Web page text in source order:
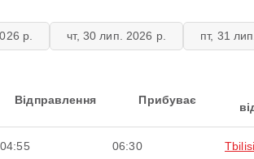
р. чт, 30 лип. 2026 р. пт, 31
Відправлення Прибуває
04:55 06:30 Tbilisi